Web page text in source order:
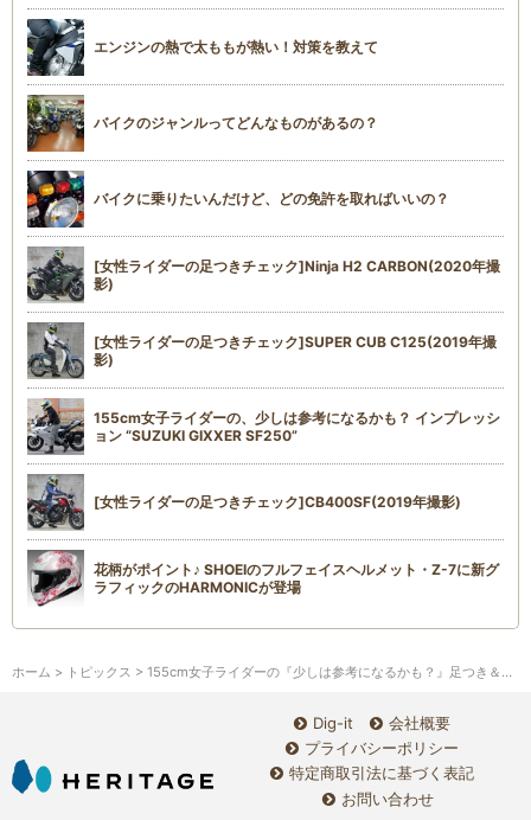
エンジンの熱で太ももが熱い！対策を教えて
バイクのジャンルってどんなものがあるの？
バイクに乗りたいんだけど、どの免許を取ればいいの？
[女性ライダーの足つきチェック]Ninja H2 CARBON(2020年撮
影)
[女性ライダーの足つきチェック]SUPER CUB C125(2019年撮
影)
155cm女子ライダーの、少しは参考になるかも？ インプレッシ
ョン “SUZUKI GIXXER SF250”
[女性ライダーの足つきチェック]CB400SF(2019年撮影)
花柄がポイント♪ SHOEIのフルフェイスヘルメット・Z-7に新グ
ラフィックのHARMONICが登場
ホーム > トピックス > 155cm女子ライダーの『少しは参考になるかも？』足つき＆プチインプレ“TRIUMPH BONNEVILLE T100
Dig-it
会社概要
プライバシーポリシー
特定商取引法に基づく表記
お問い合わせ